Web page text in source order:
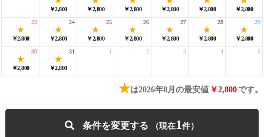
￥2,800 ￥2,800 ￥2,800 ￥2,800 ￥2,800 ￥2,800
￥2,800
23
￥2,800
24
￥2,800
25
￥2,800
26
￥2,800
27
￥2,800
28
￥2,800
29
￥2,800
30
￥2,800
31 1 2 3 4 5
★は2026年8月の最安値 ￥2,800です。
条件を変更する 1